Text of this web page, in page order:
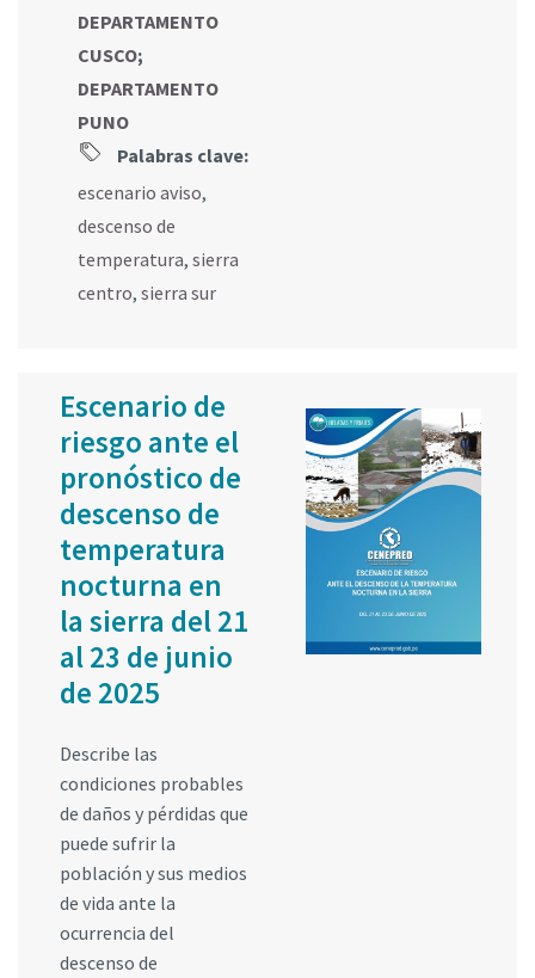
DEPARTAMENTO
CUSCO;
DEPARTAMENTO
PUNO
Palabras clave:
escenario aviso,
descenso de
temperatura, sierra
centro, sierra sur
Escenario de
riesgo ante el
pronóstico de
descenso de
temperatura
nocturna en
la sierra del 21
al 23 de junio
de 2025
Describe las
condiciones probables
de daños y pérdidas que
puede sufrir la
población y sus medios
de vida ante la
ocurrencia del
descenso de